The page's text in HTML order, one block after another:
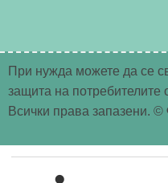
При нужда можете да се
защита на потребителите
Всички права запазени. ©